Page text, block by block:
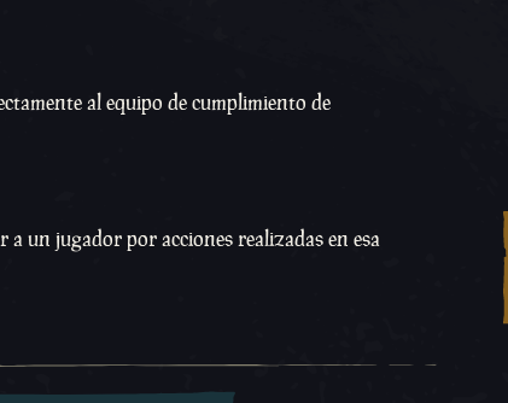
al equipo de cumplimiento de
un jugador por acciones realizadas en esa